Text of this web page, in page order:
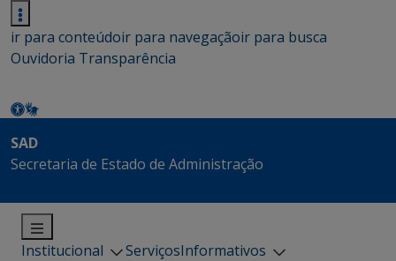
ir para conteúdoir para navegaçãoir para busca
Ouvidoria Transparência
SAD
Secretaria de Estado de Administração
Institucional ServiçosInformativos